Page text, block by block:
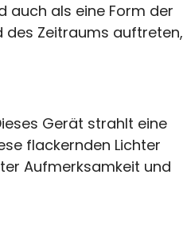
auch als eine Form der
des Zeitraums auftreten,
Gerät strahlt eine
flackernden Lichter
Aufmerksamkeit und